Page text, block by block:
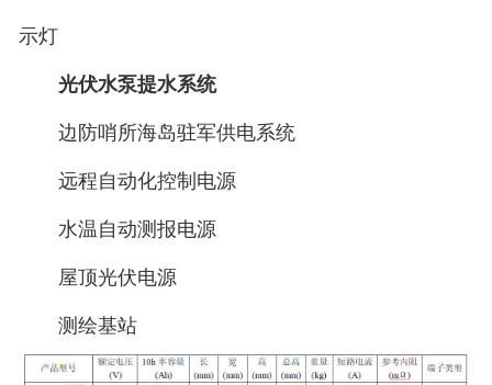
示灯
光伏水泵提水系统
边防哨所海岛驻军供电系统
远程自动化控制电源
水温自动测报电源
屋顶光伏电源
测绘基站